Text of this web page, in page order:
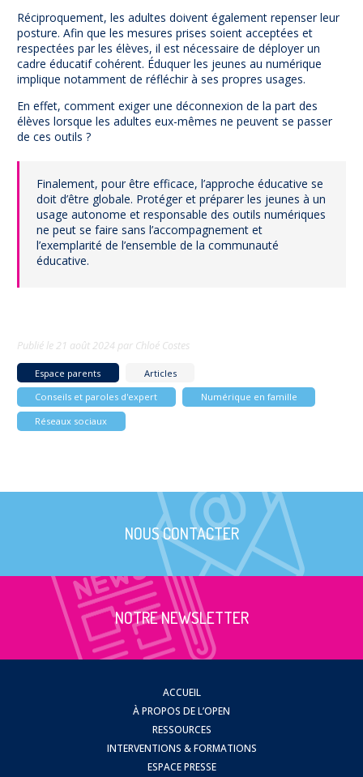
Réciproquement, les adultes doivent également repenser leur
posture. Afin que les mesures prises soient acceptées et
respectées par les élèves, il est nécessaire de déployer un
cadre éducatif cohérent. Éduquer les jeunes au numérique
implique notamment de réfléchir à ses propres usages.
En effet, comment exiger une déconnexion de la part des
élèves lorsque les adultes eux-mêmes ne peuvent se passer
de ces outils ?
Finalement, pour être efficace, l’approche éducative se
doit d’être globale. Protéger et préparer les jeunes à un
usage autonome et responsable des outils numériques
ne peut se faire sans l’accompagnement et
l’exemplarité de l’ensemble de la communauté
éducative.
Publié le21 août 2024 par Chloé Costes
Espace parents
Articles
Conseils et paroles d'expert
Numérique en famille
Réseaux sociaux
NOUS CONTACTER
NOTRE NEWSLETTER
ACCUEIL
À PROPOS DE L’OPEN
RESSOURCES
INTERVENTIONS & FORMATIONS
ESPACE PRESSE